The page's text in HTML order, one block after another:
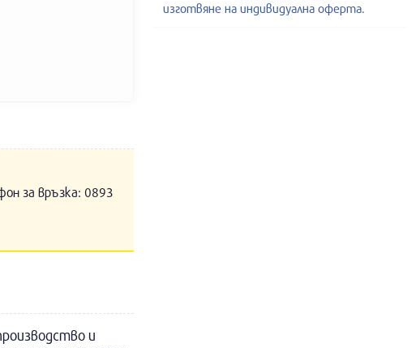
за връзка: 0893
и
изготвяне на индивидуална оферта.